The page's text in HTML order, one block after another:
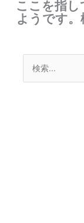
ここを指
ようです
索